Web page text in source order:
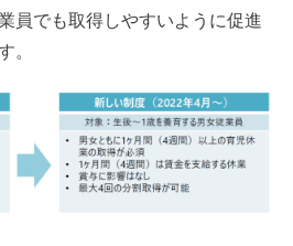
員でも取得しやすいように促進
。